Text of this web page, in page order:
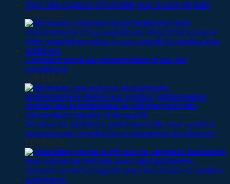
Top 5 des capteurs d’humidité pour la salle de bain
14/07/2026
Comment suivre sa consommation d’eau sur
smartphone
12/07/2026
Services de plomberie professionnelle pour syndics,
gestionnaires immobiliers et entreprises du bâtiment
11/07/2026